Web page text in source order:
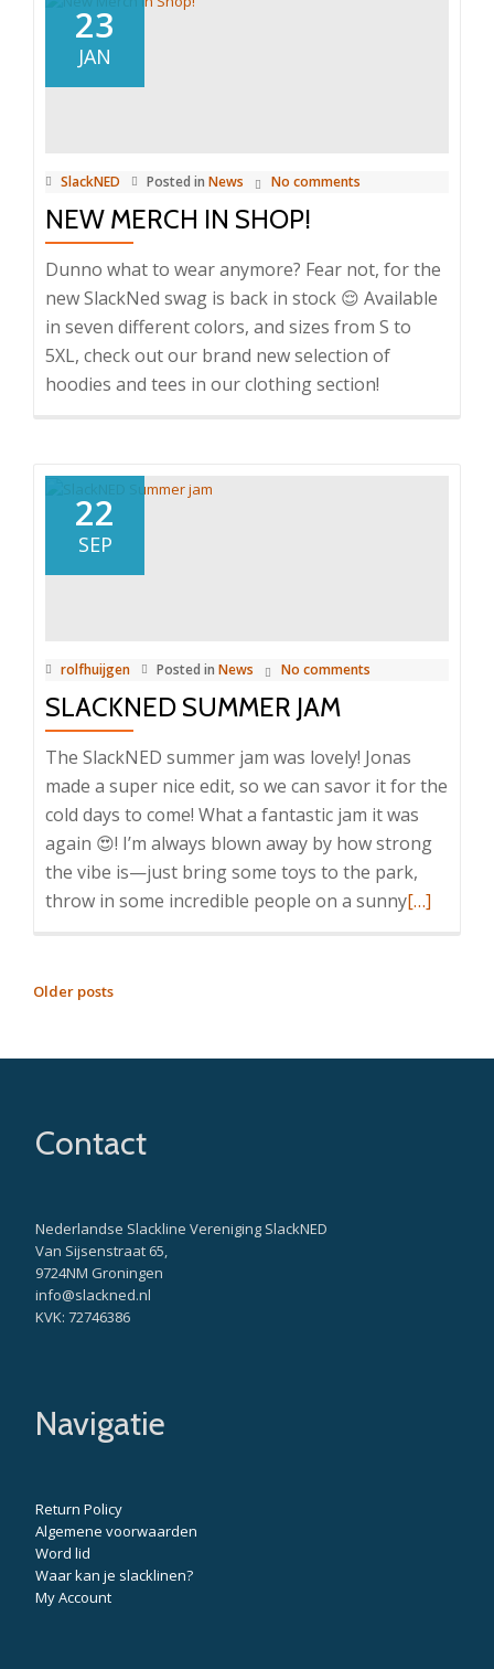
23
JAN
SlackNED Posted in News No comments
NEW MERCH IN SHOP!
Dunno what to wear anymore? Fear not, for the
new SlackNed swag is back in stock 😌 Available
in seven different colors, and sizes from S to
5XL, check out our brand new selection of
hoodies and tees in our clothing section!
22
SEP
rolfhuijgen Posted in News No comments
SLACKNED SUMMER JAM
The SlackNED summer jam was lovely! Jonas
made a super nice edit, so we can savor it for the
cold days to come! What a fantastic jam it was
again 😍! I’m always blown away by how strong
the vibe is—just bring some toys to the park,
throw in some incredible people on a sunnyRead
[…]
POSTS
Older posts
Contact
Nederlandse Slackline Vereniging SlackNED
Van Sijsenstraat 65,
9724NM Groningen
info@slackned.nl
KVK: 72746386
Navigatie
Return Policy
Algemene voorwaarden
Word lid
Waar kan je slacklinen?
My Account